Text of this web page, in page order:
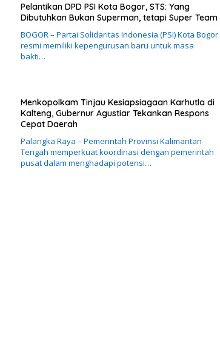
Pelantikan DPD PSI Kota Bogor, STS: Yang
Dibutuhkan Bukan Superman, tetapi Super Team
BOGOR – Partai Solidaritas Indonesia (PSI) Kota Bogor
resmi memiliki kepengurusan baru untuk masa
bakti…
Menkopolkam Tinjau Kesiapsiagaan Karhutla di
Kalteng, Gubernur Agustiar Tekankan Respons
Cepat Daerah
Palangka Raya – Pemerintah Provinsi Kalimantan
Tengah memperkuat koordinasi dengan pemerintah
pusat dalam menghadapi potensi…